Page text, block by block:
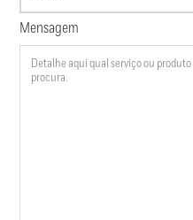
Mensagem